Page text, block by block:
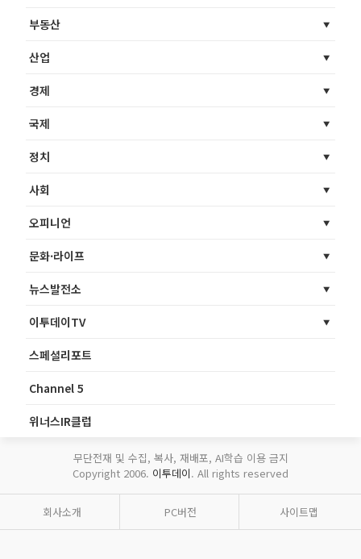
부동산
산업
경제
국제
정치
사회
오피니언
문화·라이프
뉴스발전소
이투데이TV
스페셜리포트
Channel 5
위너스IR클럽
무단전재 및 수집, 복사, 재배포, AI학습 이용 금지
Copyright 2006. 이투데이. All rights reserved
회사소개 PC버전 사이트맵